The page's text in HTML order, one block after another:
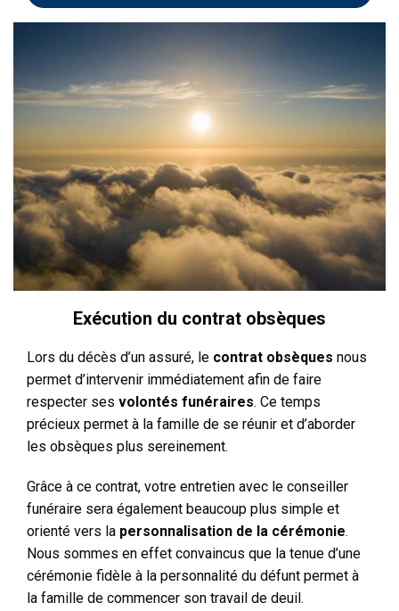
Exécution du contrat obsèques
Lors du décès d’un assuré, le contrat obsèques nous
permet d’intervenir immédiatement afin de faire
respecter ses volontés funéraires. Ce temps
précieux permet à la famille de se réunir et d’aborder
les obsèques plus sereinement.
Grâce à ce contrat, votre entretien avec le conseiller
funéraire sera également beaucoup plus simple et
orienté vers la personnalisation de la cérémonie.
Nous sommes en effet convaincus que la tenue d’une
cérémonie fidèle à la personnalité du défunt permet à
la famille de commencer son travail de deuil.